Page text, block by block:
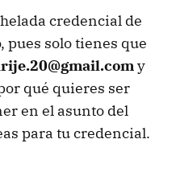
credencial de
pues solo tienes que
y
qué quieres ser
en el asunto del
para tu credencial.